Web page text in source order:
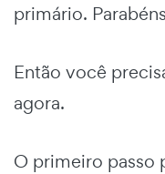
primário.
Então você
agora.
O primeiro passo